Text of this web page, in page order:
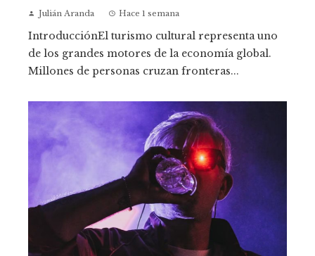
Julián Aranda Hace 1 semana
IntroducciónEl turismo cultural representa uno
de los grandes motores de la economía global.
Millones de personas cruzan fronteras...